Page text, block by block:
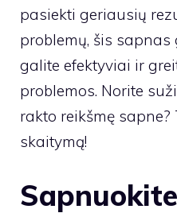
pasiekti geriausių
problemų, šis
galite efektyviai ir
problemos. Norite
rakto reikšmę sapne?
skaitymą!